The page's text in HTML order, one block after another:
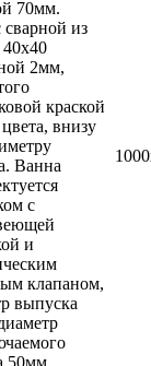
70мм.
сварной из
40х40
2мм,
краской
внизу
Ванна
с
и
клапаном,
выпуска